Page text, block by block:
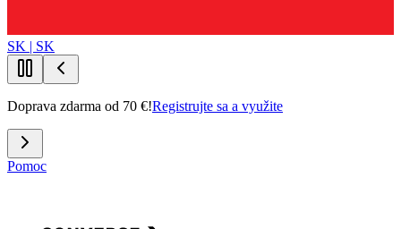
SK | SK
Doprava zdarma od 70 €!Registrujte sa a využite
Pomoc